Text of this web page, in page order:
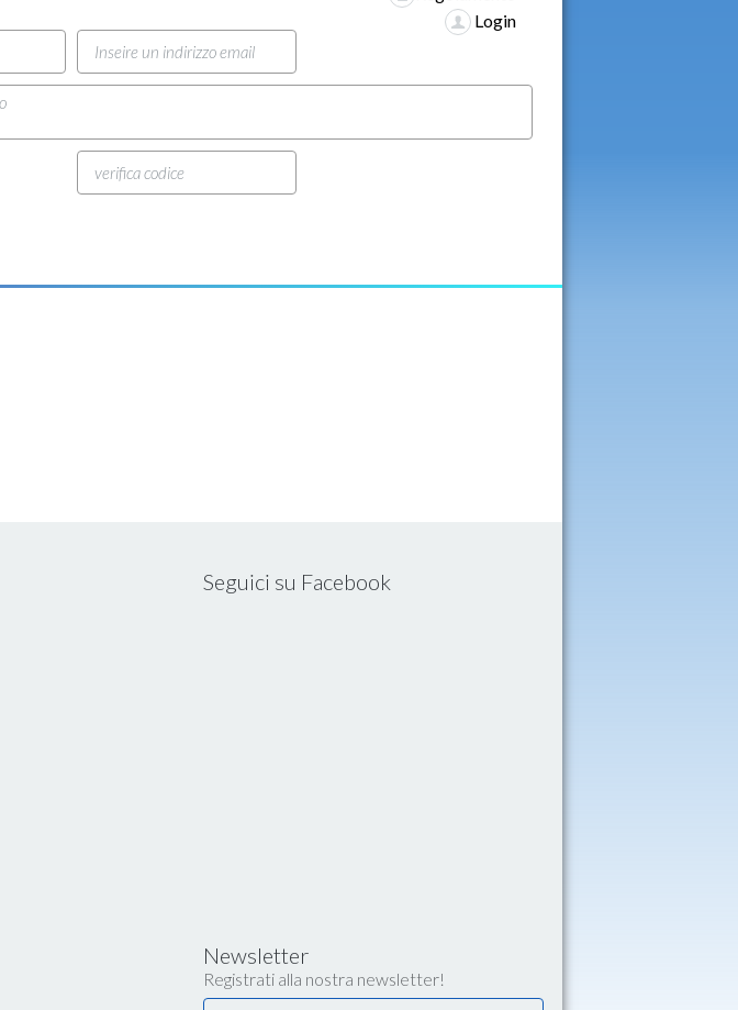
Login
Seguici su Facebook
Newsletter
Registrati alla nostra newsletter!